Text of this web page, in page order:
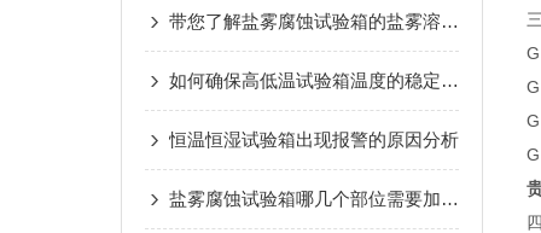
带您了解盐雾腐蚀试验箱的盐雾溶液配置步骤
如何确保高低温试验箱温度的稳定性？
恒温恒湿试验箱出现报警的原因分析
盐雾腐蚀试验箱哪几个部位需要加水，您知道吗？